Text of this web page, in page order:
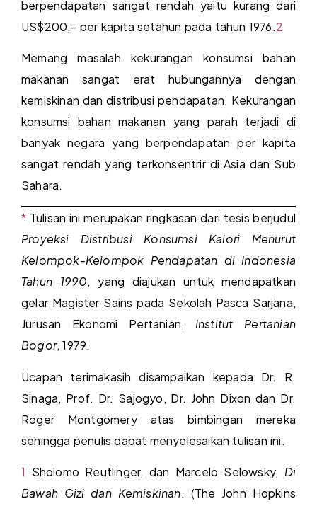
berpendapatan sangat rendah yaitu kurang dari
US$200,– per kapita setahun pada tahun 1976.2
Memang masalah kekurangan konsumsi bahan
makanan sangat erat hubungannya dengan
kemiskinan dan distribusi pendapatan. Kekurangan
konsumsi bahan makanan yang parah terjadi di
banyak negara yang berpendapatan per kapita
sangat rendah yang terkonsentrir di Asia dan Sub
Sahara.
* Tulisan ini merupakan ringkasan dari tesis berjudul
Proyeksi Distribusi Konsumsi Kalori Menurut
Kelompok-Kelompok Pendapatan di Indonesia
Tahun 1990, yang diajukan untuk mendapatkan
gelar Magister Sains pada Sekolah Pasca Sarjana,
Jurusan Ekonomi Pertanian, Institut Pertanian
Bogor, 1979.
Ucapan terimakasih disampaikan kepada Dr. R.
Sinaga, Prof. Dr. Sajogyo, Dr. John Dixon dan Dr.
Roger Montgomery atas bimbingan mereka
sehingga penulis dapat menyelesaikan tulisan ini.
1 Sholomo Reutlinger, dan Marcelo Selowsky, Di
Bawah Gizi dan Kemiskinan. (The John Hopkins